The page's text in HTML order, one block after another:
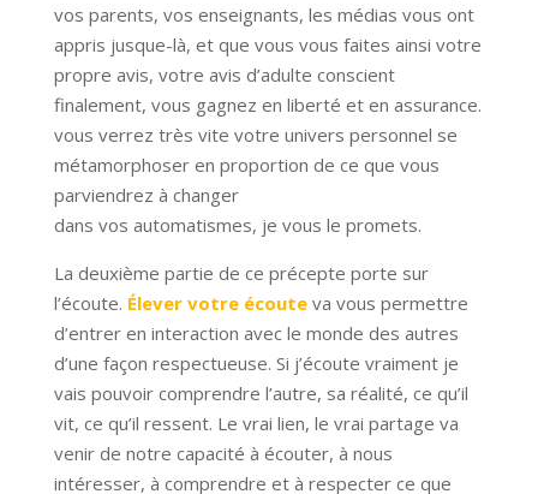
vos parents, vos enseignants, les médias vous ont
appris jusque-là, et que vous vous faites ainsi votre
propre avis, votre avis d’adulte conscient
finalement, vous gagnez en liberté et en assurance.
vous verrez très vite votre univers personnel se
métamorphoser en proportion de ce que vous
parviendrez à changer
dans vos automatismes, je vous le promets.
La deuxième partie de ce précepte porte sur
l’écoute. Élever votre écouteva vous permettre
d’entrer en interaction avec le monde des autres
d’une façon respectueuse. Si j’écoute vraiment je
vais pouvoir comprendre l’autre, sa réalité, ce qu’il
vit, ce qu’il ressent. Le vrai lien, le vrai partage va
venir de notre capacité à écouter, à nous
intéresser, à comprendre et à respecter ce que